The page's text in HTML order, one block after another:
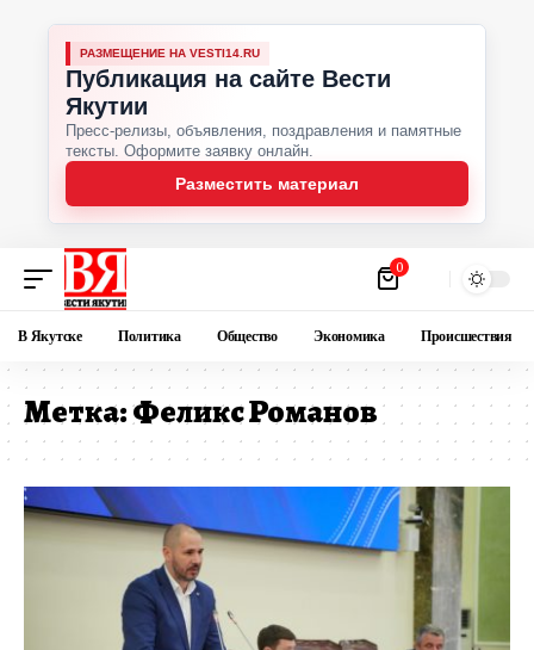
РАЗМЕЩЕНИЕ НА VESTI14.RU
Публикация на сайте Вести
Якутии
Пресс-релизы, объявления, поздравления и памятные
тексты. Оформите заявку онлайн.
Разместить материал
0
В Якутске Политика Общество Экономика Происшествия
Метка:Феликс Романов